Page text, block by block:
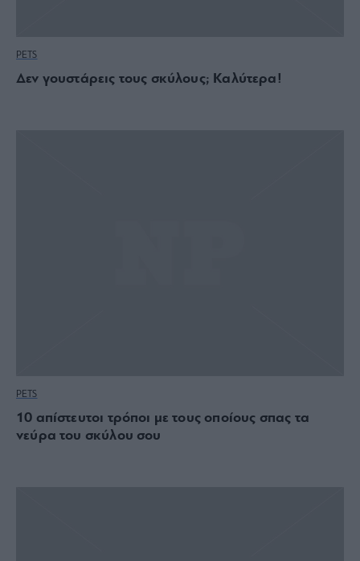
PETS
Δεν γουστάρεις τους σκύλους; Καλύτερα!
PETS
10 απίστευτοι τρόποι με τους οποίους σπας τα
νεύρα του σκύλου σου